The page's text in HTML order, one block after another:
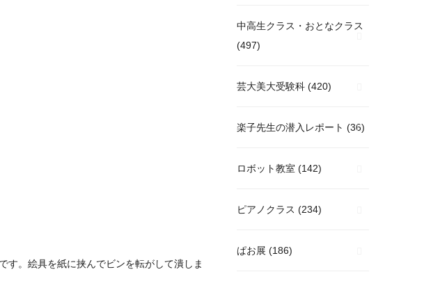
す。絵具を紙に挟んでビンを転がして潰しま
中高生クラス・おとなクラス
(497)
芸大美大受験科 (420)
楽子先生の潜入レポート (36)
ロボット教室 (142)
ピアノクラス (234)
ぱお展 (186)